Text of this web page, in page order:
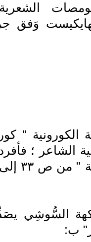
وَفق
"
الشاعر ؛
ومضات عنونها ب:
السُّوشِي
ب: